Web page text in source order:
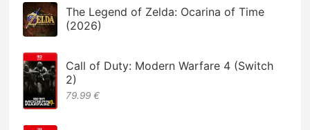
The Legend of Zelda: Ocarina of Time
(2026)
Call of Duty: Modern Warfare 4 (Switch
2)
79.99 €